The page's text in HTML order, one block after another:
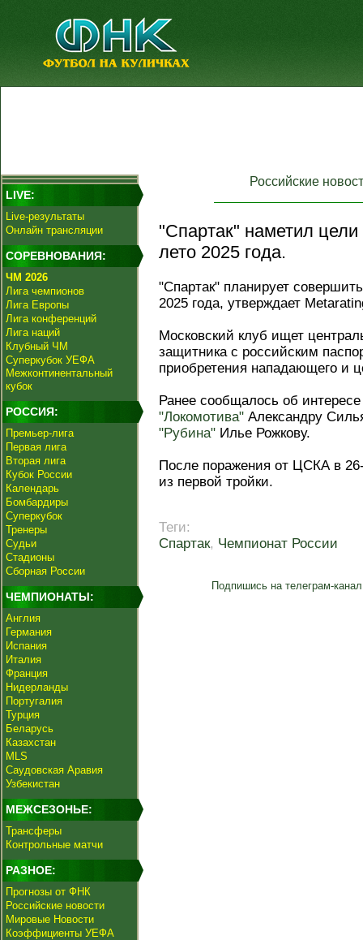
LIVE:
Live-результаты
Онлайн трансляции
СОРЕВНОВАНИЯ:
ЧМ 2026
Лига чемпионов
Лига Европы
Лига конференций
Лига наций
Клубный ЧМ
Суперкубок УЕФА
Межконтинентальный
кубок
РОССИЯ:
Премьер-лига
Первая лига
Вторая лига
Кубок России
Календарь
Бомбардиры
Суперкубок
Тренеры
Судьи
Стадионы
Сборная России
ЧЕМПИОНАТЫ:
Англия
Германия
Испания
Италия
Франция
Нидерланды
Португалия
Турция
Беларусь
Казахстан
MLS
Саудовская Аравия
Узбекистан
МЕЖСЕЗОНЬЕ:
Трансферы
Контрольные матчи
РАЗНОЕ:
Прогнозы от ФНК
Российские новости
Мировые Новости
Коэффициенты УЕФА
Российские
"Спартак" наметил
лето 2025 года.
"Спартак" планирует
2025 года, утверждает
Московский клуб ищет
защитника с российским
приобретения нападающего и
Ранее сообщалось об
"Локомотива" Александру
"Рубина" Илье Рожкову.
После поражения от ЦСКА в
из первой тройки.
Теги:
Спартак, Чемпионат России
Подпишись на телеграм-